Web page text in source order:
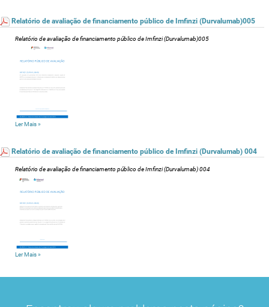
Relatório de avaliação de financiamento público de Imfinzi (Durvalumab)005
Relatório de avaliação de financiamento público de Imfinzi (Durvalumab)005
Ler Mais»
Relatório de avaliação de financiamento público de Imfinzi (Durvalumab) 004
Relatório de avaliação de financiamento público de Imfinzi (Durvalumab) 004
Ler Mais»